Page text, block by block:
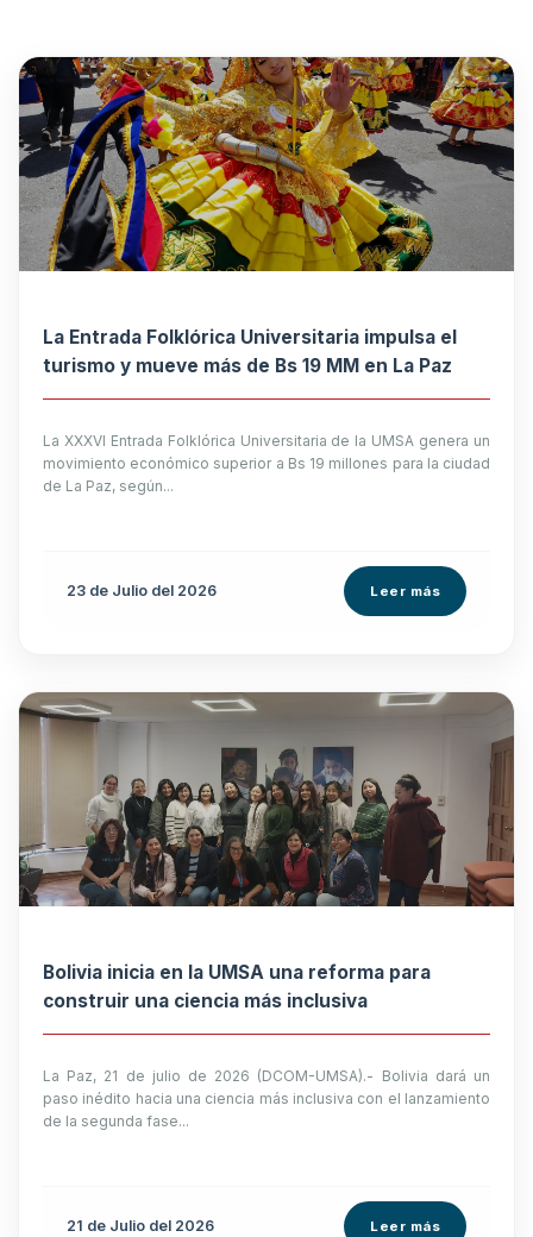
La Entrada Folklórica Universitaria impulsa el
turismo y mueve más de Bs 19 MM en La Paz
La XXXVI Entrada Folklórica Universitaria de la UMSA genera un
movimiento económico superior a Bs 19 millones para la ciudad
de La Paz, según...
23 de Julio del 2026 Leer más
Bolivia inicia en la UMSA una reforma para
construir una ciencia más inclusiva
La Paz, 21 de julio de 2026 (DCOM-UMSA).- Bolivia dará un
paso inédito hacia una ciencia más inclusiva con el lanzamiento
de la segunda fase...
21 de Julio del 2026 Leer más